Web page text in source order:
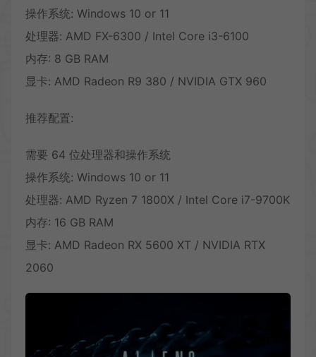
操作系统: Windows 10 or 11
处理器: AMD FX-6300 / Intel Core i3-6100
内存: 8 GB RAM
显卡: AMD Radeon R9 380 / NVIDIA GTX 960
推荐配置:
需要 64 位处理器和操作系统
操作系统: Windows 10 or 11
处理器: AMD Ryzen 7 1800X / Intel Core i7-9700K
内存: 16 GB RAM
显卡: AMD Radeon RX 5600 XT / NVIDIA RTX
2060